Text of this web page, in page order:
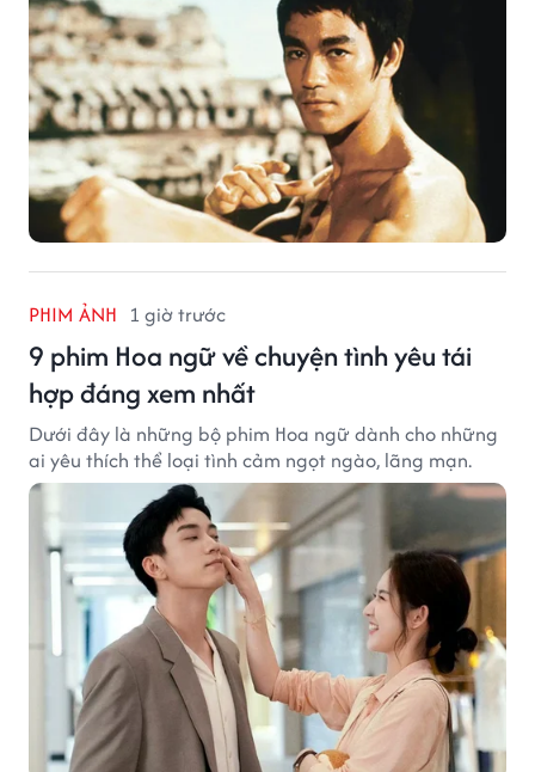
PHIM ẢNH 1 giờ trước
9 phim Hoa ngữ về chuyện tình yêu tái
hợp đáng xem nhất
Dưới đây là những bộ phim Hoa ngữ dành cho những
ai yêu thích thể loại tình cảm ngọt ngào, lãng mạn.